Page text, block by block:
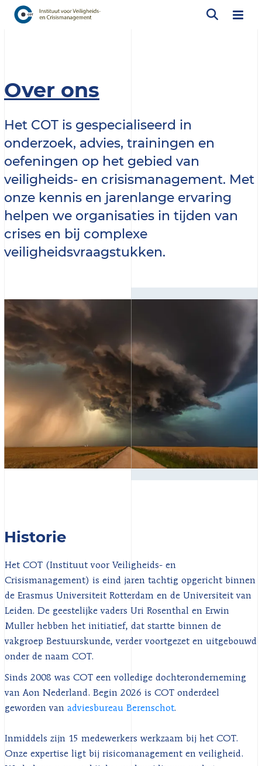
Over ons
Het COT is gespecialiseerd in
onderzoek, advies, trainingen en
oefeningen op het gebied van
veiligheids- en crisis­management. Met
onze kennis en jarenlange ervaring
helpen we organisaties in tijden van
crises en bij complexe
veiligheidsvraagstukken.
Historie
Het COT (Instituut voor Veiligheids- en
Crisismanagement) is eind jaren tachtig opgericht binnen
de Erasmus Universiteit Rotterdam en de Universiteit van
Leiden. De geestelijke vaders Uri Rosenthal en Erwin
Muller hebben het initiatief, dat startte binnen de
vakgroep Bestuurskunde, verder voortgezet en uitgebouwd
onder de naam COT.
Sinds 2008 was COT een volledige dochteronderneming
van Aon Nederland. Begin 2026 is COT onderdeel
geworden van adviesbureau Berenschot.
Inmiddels zijn 15 medewerkers werkzaam bij het COT.
Onze expertise ligt bij risicomanagement en veiligheid.